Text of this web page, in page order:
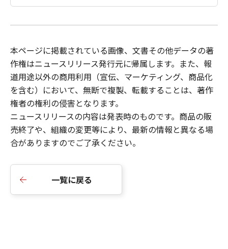
本ページに掲載されている画像、文書その他データの著
作権はニュースリリース発行元に帰属します。また、報
道用途以外の商用利用（宣伝、マーケティング、商品化
を含む）において、無断で複製、転載することは、著作
権者の権利の侵害となります。
ニュースリリースの内容は発表時のものです。商品の販
売終了や、組織の変更等により、最新の情報と異なる場
合がありますのでご了承ください。
一覧に戻る